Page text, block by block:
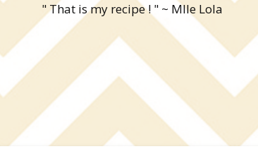
" That is my recipe ! " ~ Mlle Lola